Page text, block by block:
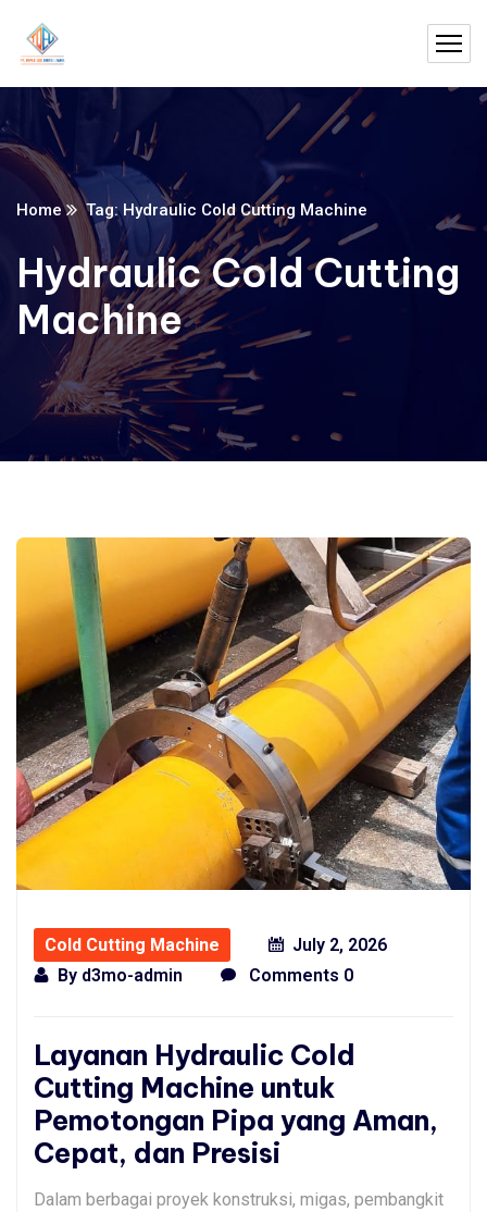
Home Tag: Hydraulic Cold Cutting Machine
Hydraulic Cold Cutting
Machine
Cold Cutting Machine
July 2, 2026
By d3mo-admin Comments 0
Layanan Hydraulic Cold
Cutting Machine untuk
Pemotongan Pipa yang Aman,
Cepat, dan Presisi
Dalam berbagai proyek konstruksi, migas, pembangkit